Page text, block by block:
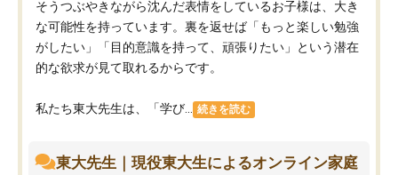
そうつぶやきながら沈んだ表情をしているお子様は、大き
な可能性を持っています。裏を返せば「もっと楽しい勉強
がしたい」「目的意識を持って、頑張りたい」という潜在
的な欲求が見て取れるからです。
私たち東大先生は、「学び... 続きを読む
東大先生｜現役東大生によるオンライン家庭